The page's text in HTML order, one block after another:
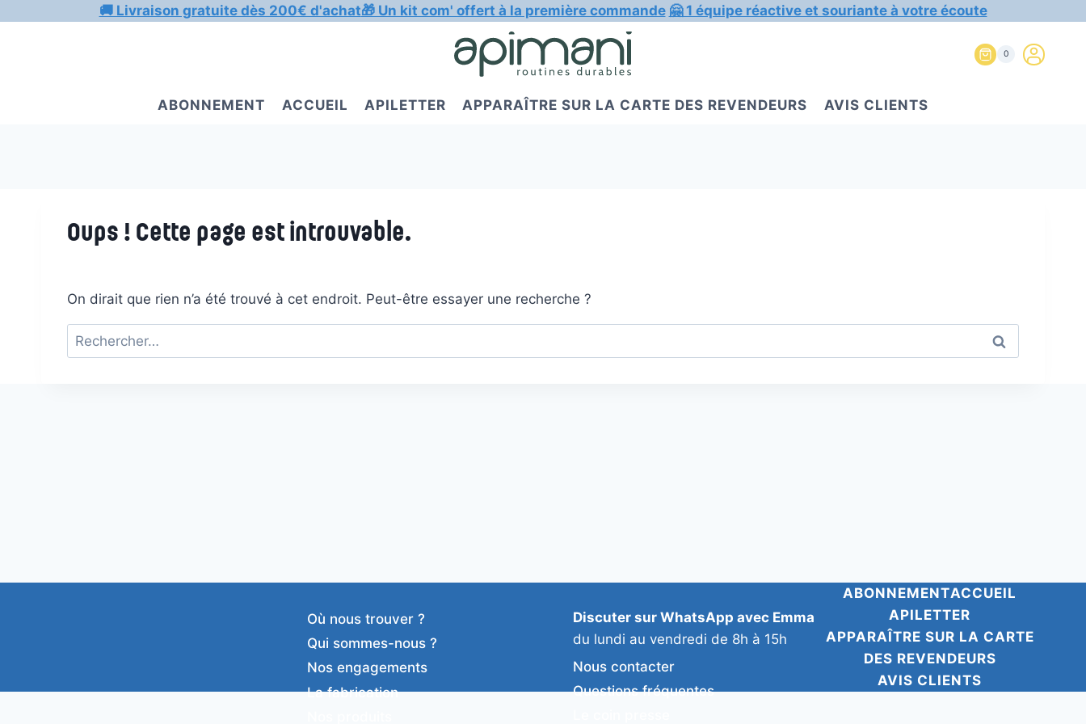
🚚 Livraison gratuite dès 200€ d'achat🎁 Un kit com' offert à la première commande 🤗 1 équipe réactive et souriante à votre écoute
0
ABONNEMENT ACCUEIL APILETTER APPARAÎTRE SUR LA CARTE DES REVENDEURS AVIS CLIENTS
Oups ! Cette page est introuvable.
On dirait que rien n’a été trouvé à cet endroit. Peut-être essayer une recherche ?
Rechercher :
Où nous trouver ?
Qui sommes-nous ?
Nos engagements
La fabrication
Discuter sur WhatsApp avec Emma
du lundi au vendredi de 8h à 15h
Nous contacter
Questions fréquentes
ABONNEMENTACCUEIL
APILETTER
APPARAÎTRE SUR LA CARTE
DES REVENDEURS
AVIS CLIENTS